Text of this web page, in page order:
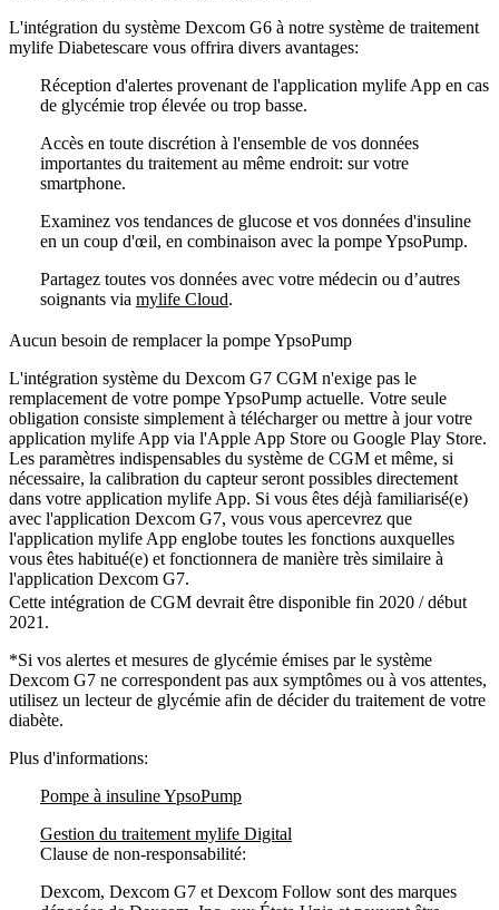
L'intégration du système Dexcom G6 à notre système de traitement
mylife Diabetescare vous offrira divers avantages:
Réception d'alertes provenant de l'application mylife App en cas
de glycémie trop élevée ou trop basse.
Accès en toute discrétion à l'ensemble de vos données
importantes du traitement au même endroit: sur votre
smartphone.
Examinez vos tendances de glucose et vos données d'insuline
en un coup d'œil, en combinaison avec la pompe YpsoPump.
Partagez toutes vos données avec votre médecin ou d’autres
soignants via mylife Cloud.
Aucun besoin de remplacer la pompe YpsoPump
L'intégration système du Dexcom G7 CGM n'exige pas le
remplacement de votre pompe YpsoPump actuelle. Votre seule
obligation consiste simplement à télécharger ou mettre à jour votre
application mylife App via l'Apple App Store ou Google Play Store.
Les paramètres indispensables du système de CGM et même, si
nécessaire, la calibration du capteur seront possibles directement
dans votre application mylife App. Si vous êtes déjà familiarisé(e)
avec l'application Dexcom G7, vous vous apercevrez que
l'application mylife App englobe toutes les fonctions auxquelles
vous êtes habitué(e) et fonctionnera de manière très similaire à
l'application Dexcom G7.
Cette intégration de CGM devrait être disponible fin 2020 / début
2021.
*Si vos alertes et mesures de glycémie émises par le système
Dexcom G7 ne correspondent pas aux symptômes ou à vos attentes,
utilisez un lecteur de glycémie afin de décider du traitement de votre
diabète.
Plus d'informations:
Pompe à insuline YpsoPump
Gestion du traitement mylife Digital
Clause de non-responsabilité:
Dexcom, Dexcom G7 et Dexcom Follow sont des marques